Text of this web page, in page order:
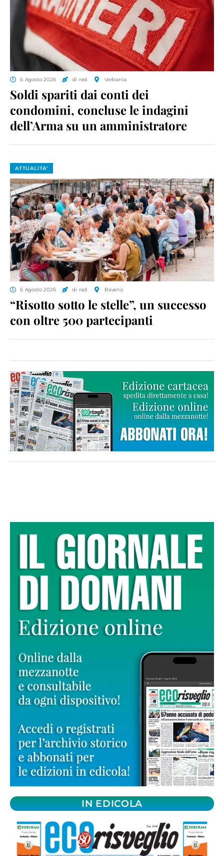
6 Agosto 2026 di red. Verbania
Soldi spariti dai conti dei
condomini, concluse le indagini
dell’Arma su un amministratore
ATTUALITA'
6 Agosto 2026 di red. Baveno
“Risotto sotto le stelle”, un successo
con oltre 500 partecipanti
IN EDICOLA